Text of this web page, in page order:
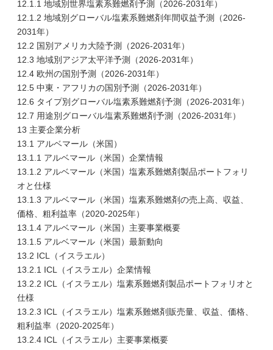
12.1.1 地域別世界塩素系難燃剤予測（2026-2031年）
12.1.2 地域別グローバル塩素系難燃剤年間収益予測（2026-
2031年）
12.2 国別アメリカ大陸予測（2026-2031年）
12.3 地域別アジア太平洋予測（2026-2031年）
12.4 欧州の国別予測（2026-2031年）
12.5 中東・アフリカの国別予測（2026-2031年）
12.6 タイプ別グローバル塩素系難燃剤予測（2026-2031年）
12.7 用途別グローバル塩素系難燃剤予測（2026-2031年）
13 主要企業分析
13.1 アルベマール（米国）
13.1.1 アルベマール（米国）企業情報
13.1.2 アルベマール（米国）塩素系難燃剤製品ポートフォリ
オと仕様
13.1.3 アルベマール（米国）塩素系難燃剤の売上高、収益、
価格、粗利益率（2020-2025年）
13.1.4 アルベマール（米国）主要事業概要
13.1.5 アルベマール（米国）最新動向
13.2 ICL（イスラエル）
13.2.1 ICL（イスラエル）企業情報
13.2.2 ICL（イスラエル）塩素系難燃剤製品ポートフォリオと
仕様
13.2.3 ICL（イスラエル）塩素系難燃剤販売量、収益、価格、
粗利益率（2020-2025年）
13.2.4 ICL（イスラエル）主要事業概要